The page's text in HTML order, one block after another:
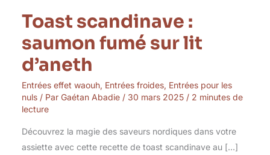
Toast scandinave :
saumon fumé sur lit
d’aneth
Entrées effet waouh, Entrées froides, Entrées pour les
nuls/ Par Gaétan Abadie / 30 mars 2025 / 2 minutes de
lecture
Découvrez la magie des saveurs nordiques dans votre
assiette avec cette recette de toast scandinave au […]